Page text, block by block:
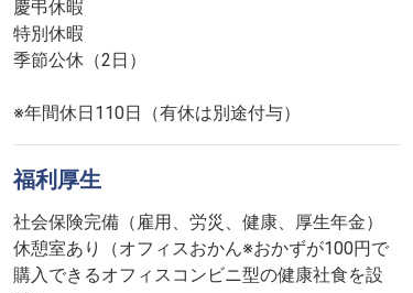
慶弔休暇
特別休暇
季節公休（2日）
※年間休日110日（有休は別途付与）
福利厚生
社会保険完備（雇用、労災、健康、厚生年金）
休憩室あり（オフィスおかん※おかずが100円で
購入できるオフィスコンビニ型の健康社食を設